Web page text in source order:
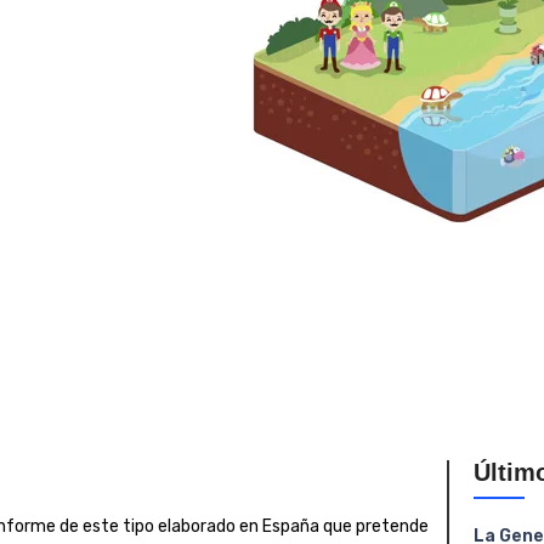
de este tipo elaborado en España que pretende
La